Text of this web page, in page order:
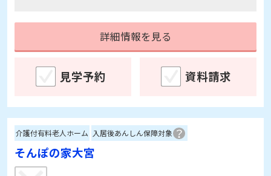
詳細情報を見る
見学予約 資料請求
介護付有料老人ホーム 入居後あんしん保障対象
そんぽの家大宮